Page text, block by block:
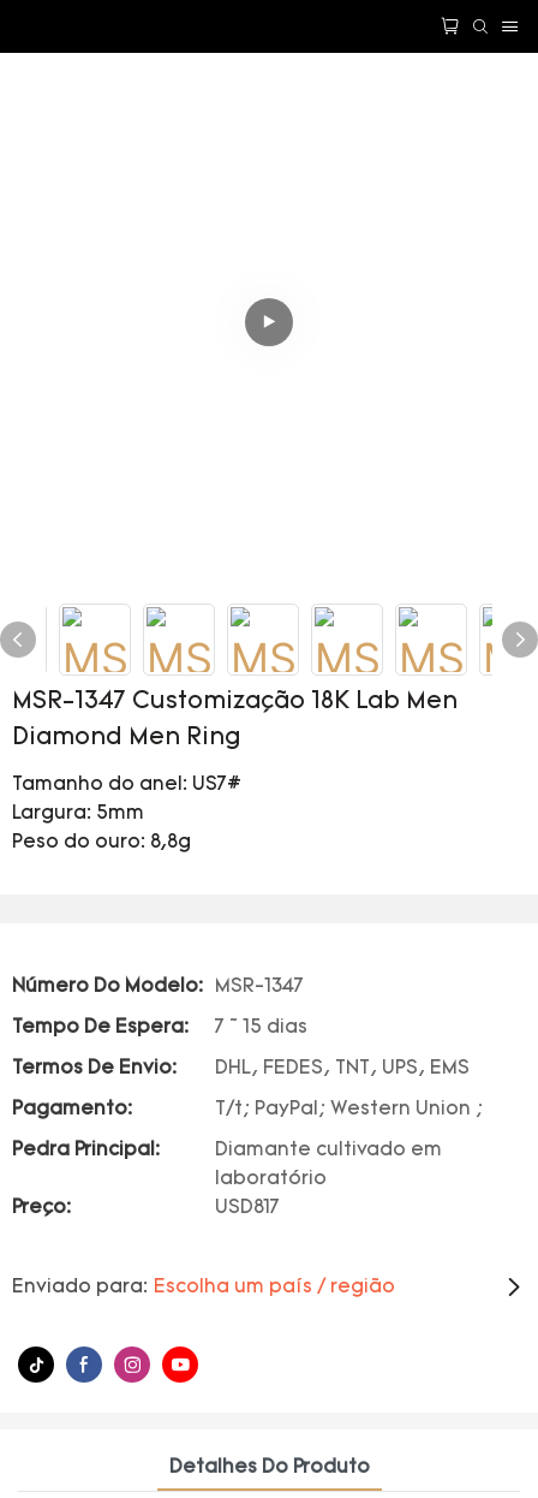
MSR-1347 Customização 18K Lab Men
Diamond Men Ring
Tamanho do anel: US7#
Largura: 5mm
Peso do ouro: 8,8g
Número Do Modelo: MSR-1347
Tempo De Espera: 7 ~ 15 dias
Termos De Envio: DHL, FEDES, TNT, UPS, EMS
Pagamento: T/t; PayPal; Western Union ;
Pedra Principal:
Diamante cultivado em
laboratório
Preço:
USD817
Enviado para: Escolha um país / região
Detalhes Do Produto